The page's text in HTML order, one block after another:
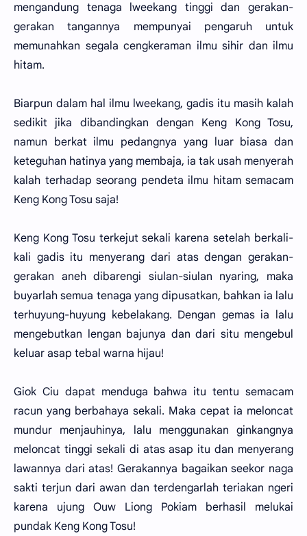
mengandung tenaga lweekang tinggi dan gerakan-
gerakan tangannya mempunyai pengaruh untuk
memunahkan segala cengkeraman ilmu sihir dan ilmu
hitam.
Biarpun dalam hal ilmu lweekang, gadis itu masih kalah
sedikit jika dibandingkan dengan Keng Kong Tosu,
namun berkat ilmu pedangnya yang luar biasa dan
keteguhan hatinya yang membaja, ia tak usah menyerah
kalah terhadap seorang pendeta ilmu hitam semacam
Keng Kong Tosu saja!
Keng Kong Tosu terkejut sekali karena setelah berkali-
kali gadis itu menyerang dari atas dengan gerakan-
gerakan aneh dibarengi siulan-siulan nyaring, maka
buyarlah semua tenaga yang dipusatkan, bahkan ia lalu
terhuyung-huyung kebelakang. Dengan gemas ia lalu
mengebutkan lengan bajunya dan dari situ mengebul
keluar asap tebal warna hijau!
Giok Ciu dapat menduga bahwa itu tentu semacam
racun yang berbahaya sekali. Maka cepat ia meloncat
mundur menjauhinya, lalu menggunakan ginkangnya
meloncat tinggi sekali di atas asap itu dan menyerang
lawannya dari atas! Gerakannya bagaikan seekor naga
sakti terjun dari awan dan terdengarlah teriakan ngeri
karena ujung Ouw Liong Pokiam berhasil melukai
pundak Keng Kong Tosu!